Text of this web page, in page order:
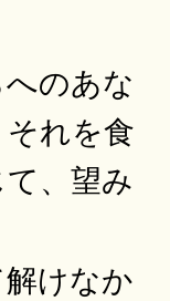
のあな
れを食
、望み
けなか